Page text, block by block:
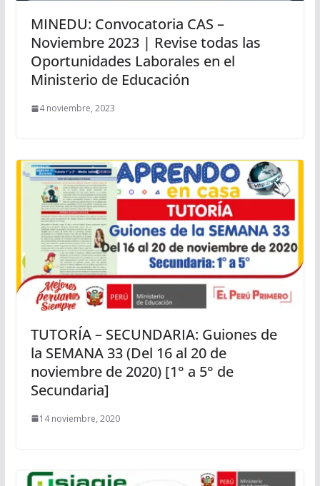
MINEDU: Convocatoria CAS –
Noviembre 2023 | Revise todas las
Oportunidades Laborales en el
Ministerio de Educación
4 noviembre, 2023
TUTORÍA – SECUNDARIA: Guiones de
la SEMANA 33 (Del 16 al 20 de
noviembre de 2020) [1° a 5° de
Secundaria]
14 noviembre, 2020